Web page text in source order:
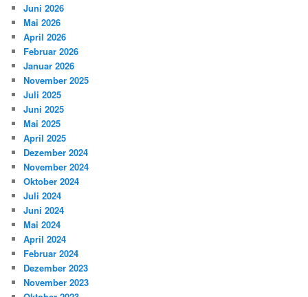
Juni 2026
Mai 2026
April 2026
Februar 2026
Januar 2026
November 2025
Juli 2025
Juni 2025
Mai 2025
April 2025
Dezember 2024
November 2024
Oktober 2024
Juli 2024
Juni 2024
Mai 2024
April 2024
Februar 2024
Dezember 2023
November 2023